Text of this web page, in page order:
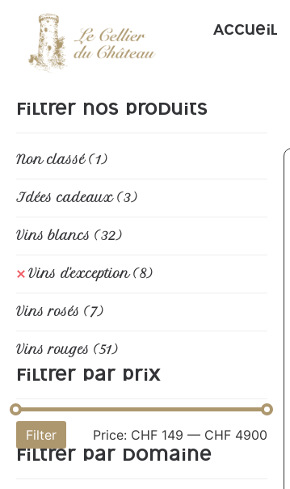
Accueil
Filtrer nos produits
Non classé (1)
Idées cadeaux (3)
Vins blancs (32)
Vins d'exception(8)
Vins rosés (7)
Vins rouges (51)
Filtrer par prix
Filter Price: CHF 149 — CHF 4900
Filtrer par domaine